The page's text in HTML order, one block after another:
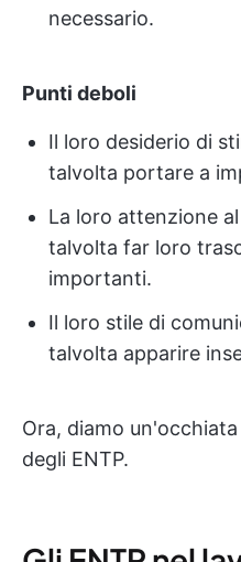
necessario.
Punti deboli
Il loro desiderio di
talvolta portare a
La loro attenzione
talvolta far loro
importanti.
Il loro stile di
talvolta apparire
Ora, diamo
degli ENTP.